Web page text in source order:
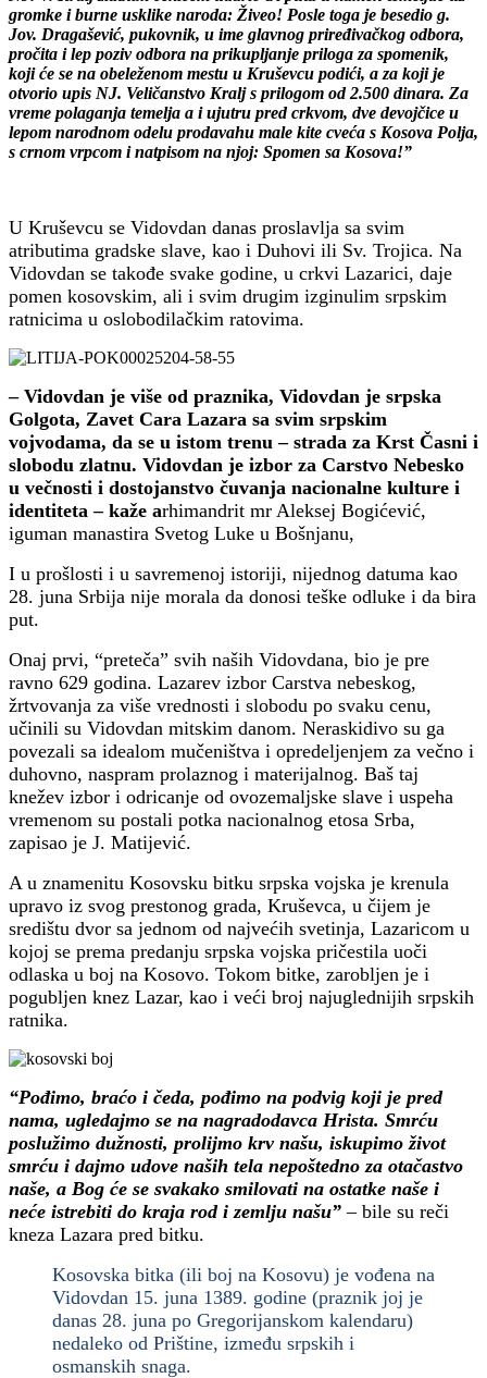
gromke i burne usklike naroda: Živeo! Posle toga je besedio g.
Jov. Dragašević, pukovnik, u ime glavnog priređivačkog odbora,
pročita i lep poziv odbora na prikupljanje priloga za spomenik,
koji će se na obeleženom mestu u Kruševcu podići, a za koji je
otvorio upis NJ. Veličanstvo Kralj s prilogom od 2.500 dinara. Za
vreme polaganja temelja a i ujutru pred crkvom, dve devojčice u
lepom narodnom odelu prodavahu male kite cveća s Kosova Polja,
s crnom vrpcom i natpisom na njoj: Spomen sa Kosova!”
U Kruševcu se Vidovdan danas proslavlja sa svim
atributima gradske slave, kao i Duhovi ili Sv. Trojica. Na
Vidovdan se takođe svake godine, u crkvi Lazarici, daje
pomen kosovskim, ali i svim drugim izginulim srpskim
ratnicima u oslobodilačkim ratovima.
– Vidovdan je više od praznika, Vidovdan je srpska
Golgota, Zavet Cara Lazara sa svim srpskim
vojvodama, da se u istom trenu – strada za Krst Časni i
slobodu zlatnu. Vidovdan je izbor za Carstvo Nebesko
u večnosti i dostojanstvo čuvanja nacionalne kulture i
identiteta – kaže arhimandrit mr Aleksej Bogićević,
iguman manastira Svetog Luke u Bošnjanu,
I u prošlosti i u savremenoj istoriji, nijednog datuma kao
28. juna Srbija nije morala da donosi teške odluke i da bira
put.
Onaj prvi, “preteča” svih naših Vidovdana, bio je pre
ravno 629 godina. Lazarev izbor Carstva nebeskog,
žrtvovanja za više vrednosti i slobodu po svaku cenu,
učinili su Vidovdan mitskim danom. Neraskidivo su ga
povezali sa idealom mučeništva i opredeljenjem za večno i
duhovno, naspram prolaznog i materijalnog. Baš taj
knežev izbor i odricanje od ovozemaljske slave i uspeha
vremenom su postali potka nacionalnog etosa Srba,
zapisao je J. Matijević.
A u znamenitu Kosovsku bitku srpska vojska je krenula
upravo iz svog prestonog grada, Kruševca, u čijem je
središtu dvor sa jednom od najvećih svetinja, Lazaricom u
kojoj se prema predanju srpska vojska pričestila uoči
odlaska u boj na Kosovo. Tokom bitke, zarobljen je i
pogubljen knez Lazar, kao i veći broj najuglednijih srpskih
ratnika.
“Pođimo, braćo i čeda, pođimo na podvig koji je pred
nama, ugledajmo se na nagradodavca Hrista. Smrću
poslužimo dužnosti, prolijmo krv našu, iskupimo život
smrću i dajmo udove naših tela nepoštedno za otačastvo
naše, a Bog će se svakako smilovati na ostatke naše i
neće istrebiti do kraja rod i zemlju našu” – bile su reči
kneza Lazara pred bitku.
Kosovska bitka (ili boj na Kosovu) je vođena na
Vidovdan 15. juna 1389. godine (praznik joj je
danas 28. juna po Gregorijanskom kalendaru)
nedaleko od Prištine, između srpskih i
osmanskih snaga.